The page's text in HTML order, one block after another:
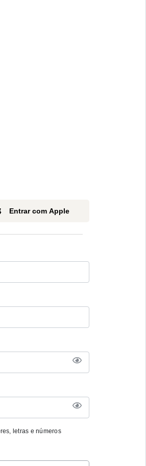
Entrar com Apple
letras e números